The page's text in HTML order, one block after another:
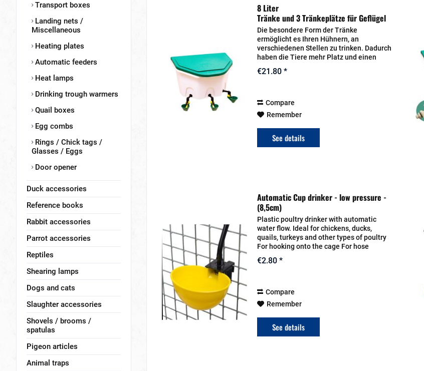
Transport boxes
Landing nets /
Miscellaneous
Heating plates
Automatic feeders
Heat lamps
Drinking trough warmers
Quail boxes
Egg combs
Rings / Chick tags /
Glasses / Eggs
Door opener
Duck accessories
Reference books
Rabbit accessories
Parrot accessories
Reptiles
Shearing lamps
Dogs and cats
Slaughter accessories
Shovels / brooms /
spatulas
Pigeon articles
Animal traps
8 Liter
Tränke und 3 Tränkeplätze für Geflügel
AviAqua
Die besondere Form der Tränke
ermöglicht es Ihren Hühnern, an
verschiedenen Stellen zu trinken. Dadurch
haben die Tiere mehr Platz und einen
besseren Zugang zum Wasser. Durch den
nachvorne geneigten Deckel wird das
€21.80 *
Compare
Remember
See details
Automatic Cup drinker - low pressure -
(8,5cm)
Plastic poultry drinker with automatic
water flow. Ideal for chickens, ducks,
quails, turkeys and other types of poultry
For hooking onto the cage For hose
connection (low pressure) Hose outlet:
6.0 mm Color: Yellow Basin dimensions:...
€2.80 *
Compare
Remember
See details